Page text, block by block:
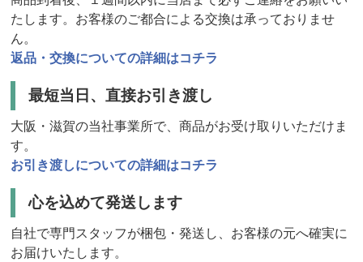
たします。お客様のご都合による交換は承っておりませ
ん。
返品・交換についての詳細はコチラ
最短当日、直接お引き渡し
大阪・滋賀の当社事業所で、商品がお受け取りいただけま
す。
お引き渡しについての詳細はコチラ
心を込めて発送します
自社で専門スタッフが梱包・発送し、お客様の元へ確実に
お届けいたします。